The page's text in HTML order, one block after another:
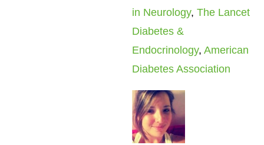
in Neurology, The Lancet
Diabetes &
Endocrinology, American
Diabetes Association